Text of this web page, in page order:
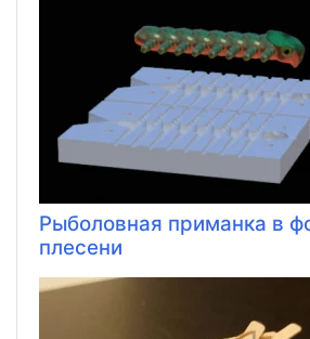
Рыболовная приманка в
плесени